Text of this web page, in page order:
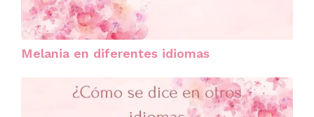
Melania en diferentes idiomas